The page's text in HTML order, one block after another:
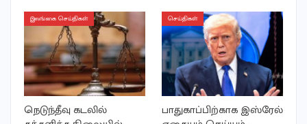
இலங்கை செய்திகள்
நெடுந்தீவு கடலில்
செய்திகள்
பாதுகாப்பிற்காக இஸ்ரேல்